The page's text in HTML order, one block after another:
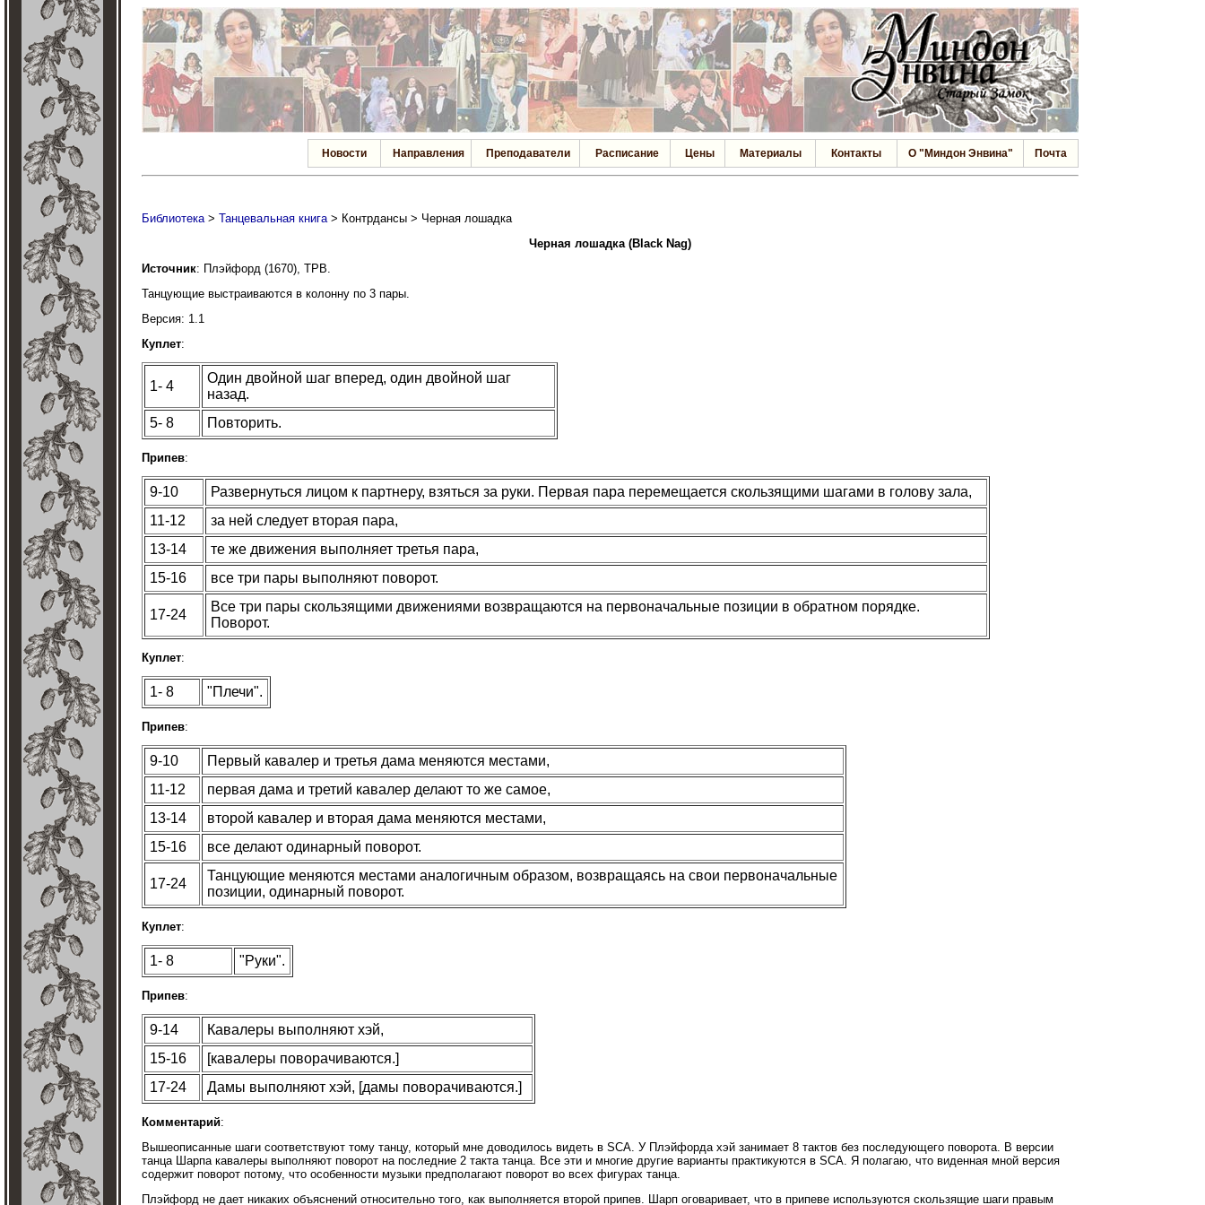
Новости Направления Преподаватели Расписание Цены Материалы Контакты О "Миндон Энвина" Почта
Библиотека> Танцевальная книга> Контрдансы > Черная лошадка
Черная лошадка (Black Nag)
Источник: Плэйфорд (1670), TPB.
Танцующие выстраиваются в колонну по 3 пары.
Версия: 1.1
Куплет:
1- 4
Один двойной шаг вперед, один двойной шаг
назад.
5- 8
Повторить.
Припев:
9-10
Развернуться лицом к партнеру, взяться за руки. Первая пара перемещается скользящими шагами в голову зала,
11-12
за ней следует вторая пара,
13-14
те же движения выполняет третья пара,
15-16
все три пары выполняют поворот.
17-24
Все три пары скользящими движениями возвращаются на первоначальные позиции в обратном порядке.
Поворот.
Куплет:
1- 8 "Плечи".
Припев:
9-10
Первый кавалер и третья дама меняются местами,
11-12
первая дама и третий кавалер делают то же самое,
13-14
второй кавалер и вторая дама меняются местами,
15-16
все делают одинарный поворот.
17-24
Танцующие меняются местами аналогичным образом, возвращаясь на свои первоначальные
позиции, одинарный поворот.
Куплет:
1- 8 "Руки".
Припев:
9-14
Кавалеры выполняют хэй,
15-16
[кавалеры поворачиваются.]
17-24
Дамы выполняют хэй, [дамы поворачиваются.]
Комментарий:
Вышеописанные шаги соответствуют тому танцу, который мне доводилось видеть в SCA. У Плэйфорда хэй занимает 8 тактов без последующего поворота. В версии
танца Шарпа кавалеры выполняют поворот на последние 2 такта танца. Все эти и многие другие варианты практикуются в SCA. Я полагаю, что виденная мной версия
содержит поворот потому, что особенности музыки предполагают поворот во всех фигурах танца.
Плэйфорд не дает никаких объяснений относительно того, как выполняется второй припев. Шарп оговаривает, что в припеве используются скользящие шаги правым